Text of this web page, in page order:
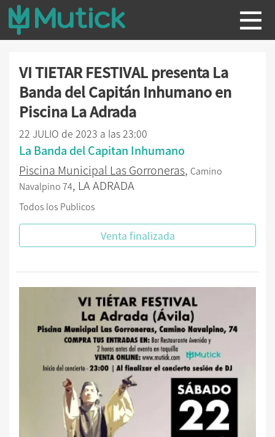
VI TIETAR FESTIVAL presenta La
Banda del Capitán Inhumano en
Piscina La Adrada
22 JULIO de 2023 a las 23:00
La Banda del Capitan Inhumano
Piscina Municipal Las Gorroneras, Camino
Navalpino 74, LA ADRADA
Todos los Publicos
Venta finalizada